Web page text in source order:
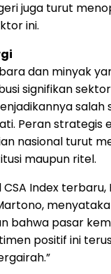
juga turut
ini.
baradan minyak
signifikansektor
salah
Peranstrategis
nasional turut
maupun ritel.
CSA Index terbaru,
bahwa pasar
positif ini